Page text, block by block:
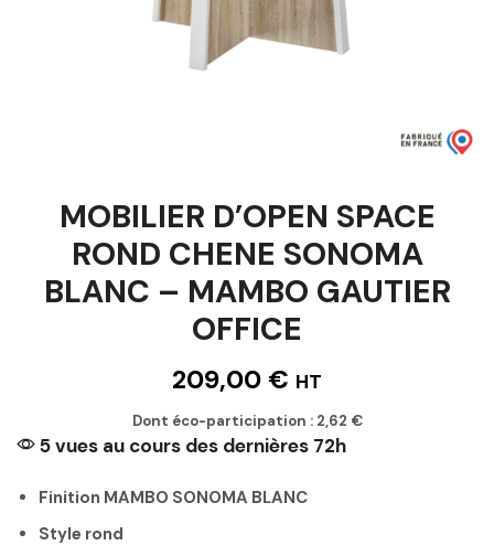
MOBILIER D’OPEN SPACE
ROND CHENE SONOMA
BLANC – MAMBO GAUTIER
OFFICE
209,00 € HT
Dont éco-participation : 2,62 €
5 vues au cours des dernières 72h
Finition MAMBO SONOMA BLANC
Style rond